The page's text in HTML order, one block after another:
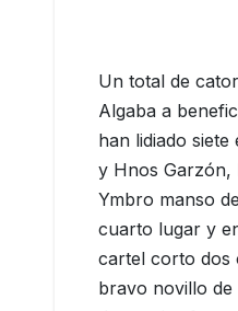
Un total de
Algaba a
han lidiado
y Hnos Garzón,
Ymbro manso
cuarto lugar y
cartel corto dos
bravo novillo de